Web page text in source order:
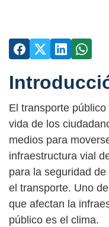
El transporte
vida de los
medios para
infraestructura vial
para la seguridad
el transporte. Uno
que afectan la
público es el clima.